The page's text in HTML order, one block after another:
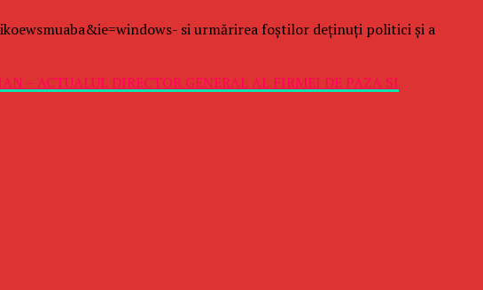
si urmărirea foştilor deţinuţi politici şi a
– ACTUALUL DIRECTOR GENERAL AL FIRMEI DE PAZA SI